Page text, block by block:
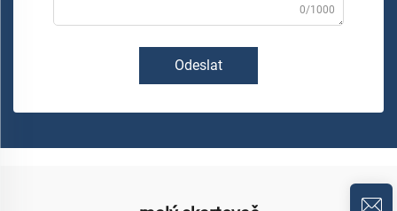
0/1000
Odeslat